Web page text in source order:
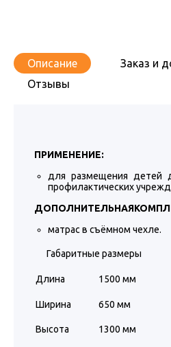
Описание
Заказ и
Отзывы
ПРИМЕНЕНИЕ:
для размещения детей
профилактических
матрас в съёмном чехле.
Габаритные размеры
Длина 1500 мм
Ширина 650 мм
Высота 1300 мм